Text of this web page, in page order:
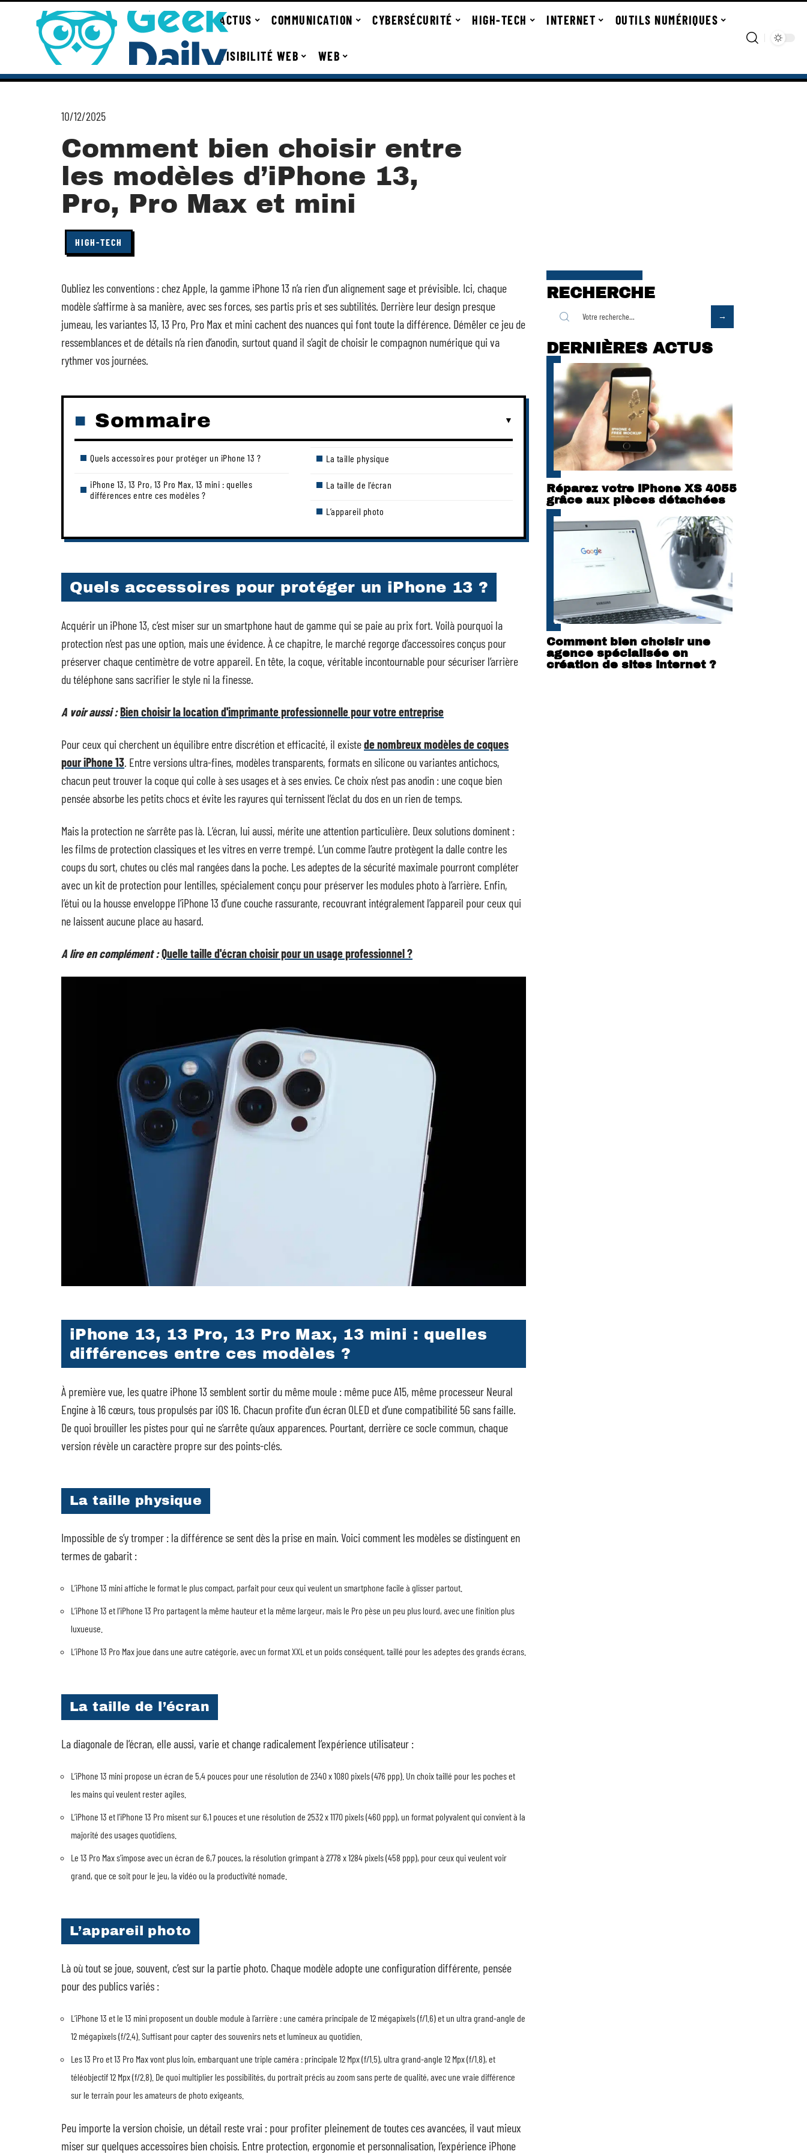
ACTUS COMMUNICATION CYBERSÉCURITÉ HIGH-TECH INTERNET OUTILS NUMÉRIQUES
VISIBILITÉ WEB WEB
10/12/2025
Comment bien choisir entre
les modèles d’iPhone 13,
Pro, Pro Max et mini
HIGH-TECH
Oubliez les conventions : chez Apple, la gamme iPhone 13 n’a rien d’un alignement sage et prévisible. Ici, chaque
modèle s’affirme à sa manière, avec ses forces, ses partis pris et ses subtilités. Derrière leur design presque
jumeau, les variantes 13, 13 Pro, Pro Max et mini cachent des nuances qui font toute la différence. Démêler ce jeu de
ressemblances et de détails n’a rien d’anodin, surtout quand il s’agit de choisir le compagnon numérique qui va
rythmer vos journées.
Sommaire
Quels accessoires pour protéger un iPhone 13 ?
iPhone 13, 13 Pro, 13 Pro Max, 13 mini : quelles
différences entre ces modèles ?
La taille physique
La taille de l’écran
L’appareil photo
Quels accessoires pour protéger un iPhone 13 ?
Acquérir un iPhone 13, c’est miser sur un smartphone haut de gamme qui se paie au prix fort. Voilà pourquoi la
protection n’est pas une option, mais une évidence. À ce chapitre, le marché regorge d’accessoires conçus pour
préserver chaque centimètre de votre appareil. En tête, la coque, véritable incontournable pour sécuriser l’arrière
du téléphone sans sacrifier le style ni la finesse.
A voir aussi :Bien choisir la location d'imprimante professionnelle pour votre entreprise
Pour ceux qui cherchent un équilibre entre discrétion et efficacité, il existede nombreux modèles de coques
pour iPhone 13. Entre versions ultra-fines, modèles transparents, formats en silicone ou variantes antichocs,
chacun peut trouver la coque qui colle à ses usages et à ses envies. Ce choix n’est pas anodin : une coque bien
pensée absorbe les petits chocs et évite les rayures qui ternissent l’éclat du dos en un rien de temps.
Mais la protection ne s’arrête pas là. L’écran, lui aussi, mérite une attention particulière. Deux solutions dominent :
les films de protection classiques et les vitres en verre trempé. L’un comme l’autre protègent la dalle contre les
coups du sort, chutes ou clés mal rangées dans la poche. Les adeptes de la sécurité maximale pourront compléter
avec un kit de protection pour lentilles, spécialement conçu pour préserver les modules photo à l’arrière. Enfin,
l’étui ou la housse enveloppe l’iPhone 13 d’une couche rassurante, recouvrant intégralement l’appareil pour ceux qui
ne laissent aucune place au hasard.
A lire en complément :Quelle taille d'écran choisir pour un usage professionnel ?
iPhone 13, 13 Pro, 13 Pro Max, 13 mini : quelles
différences entre ces modèles ?
À première vue, les quatre iPhone 13 semblent sortir du même moule : même puce A15, même processeur Neural
Engine à 16 cœurs, tous propulsés par iOS 16. Chacun profite d’un écran OLED et d’une compatibilité 5G sans faille.
De quoi brouiller les pistes pour qui ne s’arrête qu’aux apparences. Pourtant, derrière ce socle commun, chaque
version révèle un caractère propre sur des points-clés.
La taille physique
Impossible de s’y tromper : la différence se sent dès la prise en main. Voici comment les modèles se distinguent en
termes de gabarit :
L’iPhone 13 mini affiche le format le plus compact, parfait pour ceux qui veulent un smartphone facile à glisser partout.
L’iPhone 13 et l’iPhone 13 Pro partagent la même hauteur et la même largeur, mais le Pro pèse un peu plus lourd, avec une finition plus
luxueuse.
L’iPhone 13 Pro Max joue dans une autre catégorie, avec un format XXL et un poids conséquent, taillé pour les adeptes des grands écrans.
La taille de l’écran
La diagonale de l’écran, elle aussi, varie et change radicalement l’expérience utilisateur :
L’iPhone 13 mini propose un écran de 5,4 pouces pour une résolution de 2340 x 1080 pixels (476 ppp). Un choix taillé pour les poches et
les mains qui veulent rester agiles.
L’iPhone 13 et l’iPhone 13 Pro misent sur 6,1 pouces et une résolution de 2532 x 1170 pixels (460 ppp), un format polyvalent qui convient à la
majorité des usages quotidiens.
Le 13 Pro Max s’impose avec un écran de 6,7 pouces, la résolution grimpant à 2778 x 1284 pixels (458 ppp), pour ceux qui veulent voir
grand, que ce soit pour le jeu, la vidéo ou la productivité nomade.
L’appareil photo
Là où tout se joue, souvent, c’est sur la partie photo. Chaque modèle adopte une configuration différente, pensée
pour des publics variés :
L’iPhone 13 et le 13 mini proposent un double module à l’arrière : une caméra principale de 12 mégapixels (f/1.6) et un ultra grand-angle de
12 mégapixels (f/2.4). Suffisant pour capter des souvenirs nets et lumineux au quotidien.
Les 13 Pro et 13 Pro Max vont plus loin, embarquant une triple caméra : principale 12 Mpx (f/1.5), ultra grand-angle 12 Mpx (f/1.8), et
téléobjectif 12 Mpx (f/2.8). De quoi multiplier les possibilités, du portrait précis au zoom sans perte de qualité, avec une vraie différence
sur le terrain pour les amateurs de photo exigeants.
Peu importe la version choisie, un détail reste vrai : pour profiter pleinement de toutes ces avancées, il vaut mieux
miser sur quelques accessoires bien choisis. Entre protection, ergonomie et personnalisation, l’expérience iPhone
RECHERCHE
DERNIÈRES ACTUS
Réparez votre iPhone XS 4055
grâce aux pièces détachées
Comment bien choisir une
agence spécialisée en
création de sites internet ?